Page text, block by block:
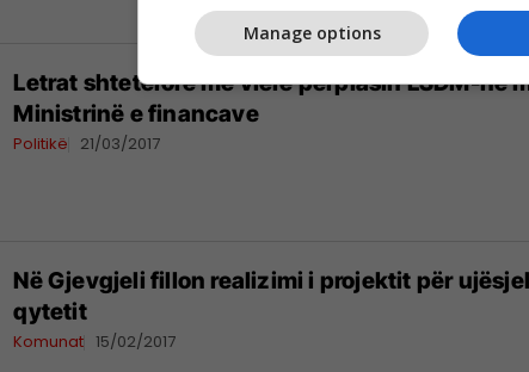
Letrat shtetërore me vlerë përplasin LSDM-në
Ministrinë e financave
Politikë 21/03/2017
Në Gjevgjeli fillon realizimi i projektit për
qytetit
Komunat 15/02/2017
Manage options